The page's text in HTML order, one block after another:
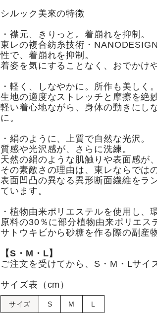
シルック美來の特徴
・襟元、きりっと。着崩れを抑制。
東レの複合紡糸技術・
性で、着崩れを抑制。
着姿を気にすることなく、おでかけ
・軽く、しなやかに。所作も美しく。
生地の適度なストレッチと摩擦を絶
軽い着心地ながら、身体の動きにし
に。
・絹のように、上質で自然な光沢。
質感や光沢感が、さらに洗練。
天然の絹のような肌触りや表面感が
その素敵さの理由は、東レならでは
表面凹凸の異なる異形断面繊維をラ
ています。
・植物由来ポリエステルを使用し、
原料の30％に部分植物由来ポリエス
サトウキビから砂糖を作る際の副産
【S・M・L】
ご注文を受けてから、S・M・Lサイ
サイズ表（cm）
サイズ S M L